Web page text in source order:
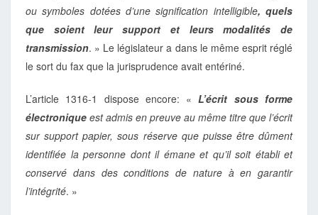
ou symboles dotées d’une signification intelligible, quels
que soient leur support et leurs modalités de
transmission. » Le législateur a dans le même esprit réglé
le sort du fax que la jurisprudence avait entériné.
L’article 1316-1 dispose encore: «L’écrit sous forme
électronique est admis en preuve au même titre que l’écrit
sur support papier, sous réserve que puisse être dûment
identifiée la personne dont il émane et qu’il soit établi et
conservé dans des conditions de nature à en garantir
l’intégrité. »